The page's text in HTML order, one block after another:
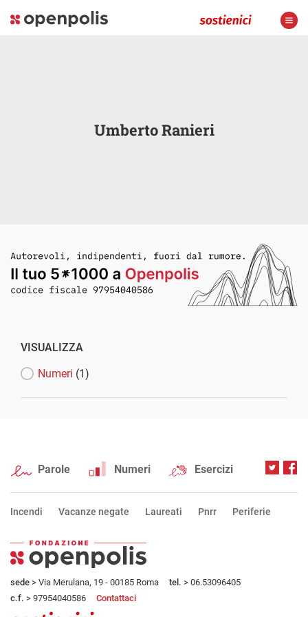
Umberto Ranieri
VISUALIZZA
Numeri (1)
Parole Numeri Esercizi
Incendi Vacanze negate Laureati Pnrr Periferie
sede > Via Merulana, 19 - 00185 Roma tel. > 06.53096405
c.f. > 97954040586 Contattaci